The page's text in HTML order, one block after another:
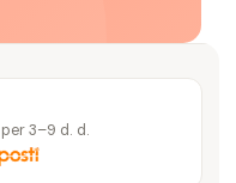
3–9 d. d.